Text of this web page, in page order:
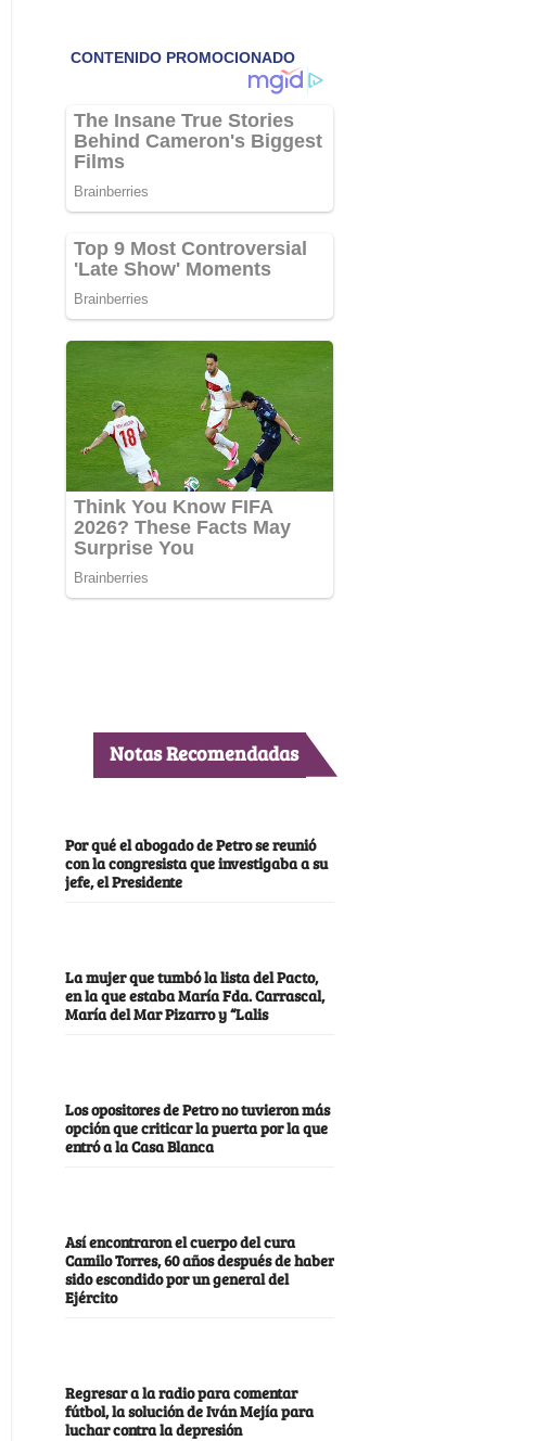
Notas Recomendadas
Por qué el abogado de Petro se reunió
con la congresista que investigaba a su
jefe, el Presidente
La mujer que tumbó la lista del Pacto,
en la que estaba María Fda. Carrascal,
María del Mar Pizarro y “Lalis
Los opositores de Petro no tuvieron más
opción que criticar la puerta por la que
entró a la Casa Blanca
Así encontraron el cuerpo del cura
Camilo Torres, 60 años después de haber
sido escondido por un general del
Ejército
Regresar a la radio para comentar
fútbol, la solución de Iván Mejía para
luchar contra la depresión